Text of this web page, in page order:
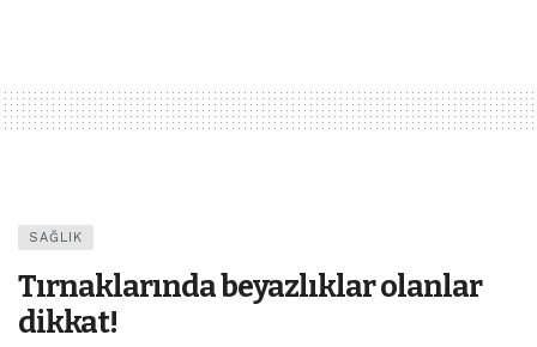
SAĞLIK
Tırnaklarında beyazlıklar olanlar
dikkat!